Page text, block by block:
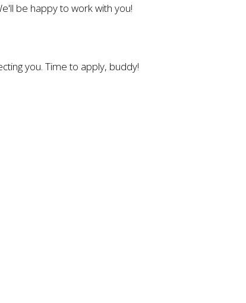
be happy to work with you!
you. Time to apply, buddy!